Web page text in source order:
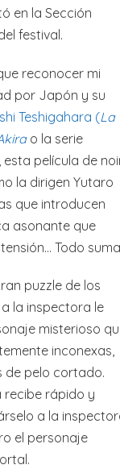
en la Sección
festival.
reconocer mi
por Japón y su
Teshigahara (La
o la serie
esta película de
la dirigen Yutaro
que introducen
asonante que
Todo
puzzle de los
la inspectora le
misterioso
inconexas,
de pelo cortado.
recibe rápido y
a la
el personaje